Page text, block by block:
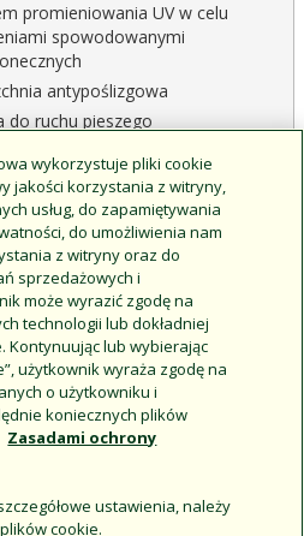
promieniowania UV w celu
spowodowanymi
antypoślizgowa
do ruchu pieszego
Product Home
wykorzystuje pliki cookie
jakości korzystania z witryny,
usług, do zapamiętywania
do umożliwienia nam
z witryny oraz do
sprzedażowych i
może wyrazić zgodę na
technologii lub dokładniej
Kontynuując lub wybierając
użytkownik wyraża zgodę na
o użytkowniku i
koniecznych plików
Zasadami ochrony
ustawienia, należy
cookie.